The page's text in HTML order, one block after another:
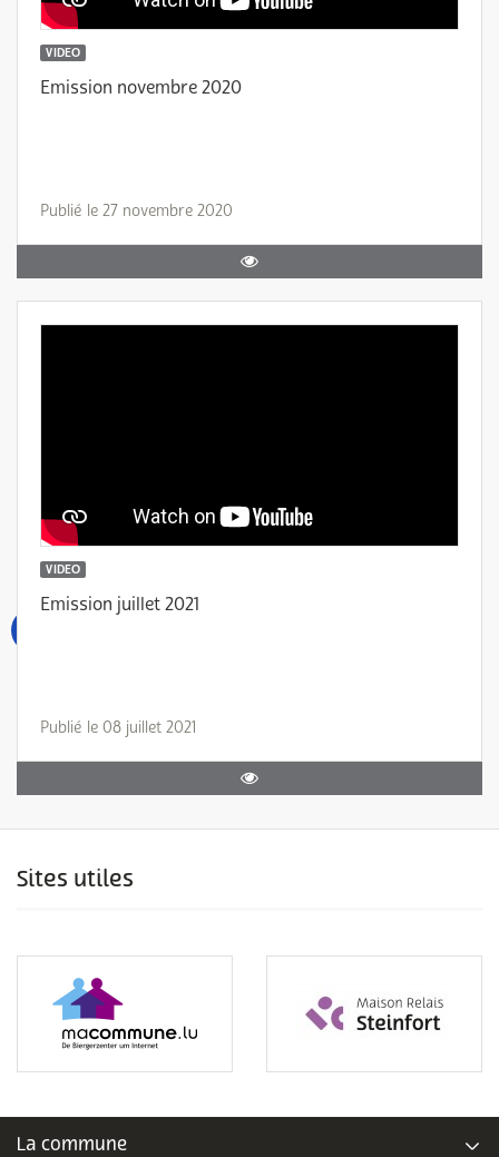
VIDEO
Emission novembre 2020
Publié le 27 novembre 2020
VIDEO
Emission juillet 2021
Publié le 08 juillet 2021
Sites utiles
La commune